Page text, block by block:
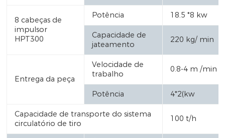
8 cabeças de
impulsor
HPT300
Potência 18.5 *8 kw
Capacidade de
jateamento
220 kg/ min
Entrega da peça
Velocidade de
trabalho
0.8-4 m /min
Potência 4*2(kw
Capacidade de transporte do sistema
circulatório de tiro
100 t/h